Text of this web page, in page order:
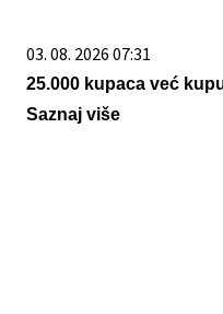
03. 08. 2026 07:31
25.000 kupaca već
Saznaj više